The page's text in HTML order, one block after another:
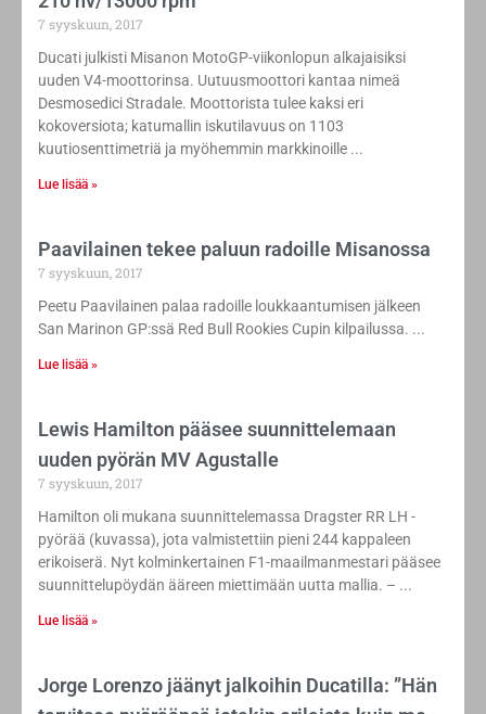
7 syyskuun, 2017
Ducati julkisti Misanon MotoGP-viikonlopun alkajaisiksi
uuden V4-moottorinsa. Uutuusmoottori kantaa nimeä
Desmosedici Stradale. Moottorista tulee kaksi eri
kokoversiota; katumallin iskutilavuus on 1103
kuutiosenttimetriä ja myöhemmin markkinoille
Lue lisää »
Paavilainen tekee paluun radoille Misanossa
7 syyskuun, 2017
Peetu Paavilainen palaa radoille loukkaantumisen jälkeen
San Marinon GP:ssä Red Bull Rookies Cupin kilpailussa.
Lue lisää »
Lewis Hamilton pääsee suunnittelemaan
uuden pyörän MV Agustalle
7 syyskuun, 2017
Hamilton oli mukana suunnittelemassa Dragster RR LH -
pyörää (kuvassa), jota valmistettiin pieni 244 kappaleen
erikoiserä. Nyt kolminkertainen F1-maailmanmestari pääsee
suunnittelupöydän ääreen miettimään uutta mallia. –
Lue lisää »
Jorge Lorenzo jäänyt jalkoihin Ducatilla: ”Hän